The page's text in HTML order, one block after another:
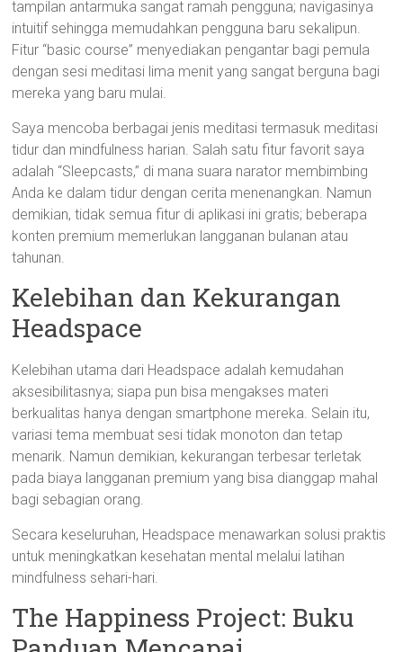
tampilan antarmuka sangat ramah pengguna; navigasinya
intuitif sehingga memudahkan pengguna baru sekalipun.
Fitur “basic course” menyediakan pengantar bagi pemula
dengan sesi meditasi lima menit yang sangat berguna bagi
mereka yang baru mulai.
Saya mencoba berbagai jenis meditasi termasuk meditasi
tidur dan mindfulness harian. Salah satu fitur favorit saya
adalah “Sleepcasts,” di mana suara narator membimbing
Anda ke dalam tidur dengan cerita menenangkan. Namun
demikian, tidak semua fitur di aplikasi ini gratis; beberapa
konten premium memerlukan langganan bulanan atau
tahunan.
Kelebihan dan Kekurangan
Headspace
Kelebihan utama dari Headspace adalah kemudahan
aksesibilitasnya; siapa pun bisa mengakses materi
berkualitas hanya dengan smartphone mereka. Selain itu,
variasi tema membuat sesi tidak monoton dan tetap
menarik. Namun demikian, kekurangan terbesar terletak
pada biaya langganan premium yang bisa dianggap mahal
bagi sebagian orang.
Secara keseluruhan, Headspace menawarkan solusi praktis
untuk meningkatkan kesehatan mental melalui latihan
mindfulness sehari-hari.
The Happiness Project: Buku